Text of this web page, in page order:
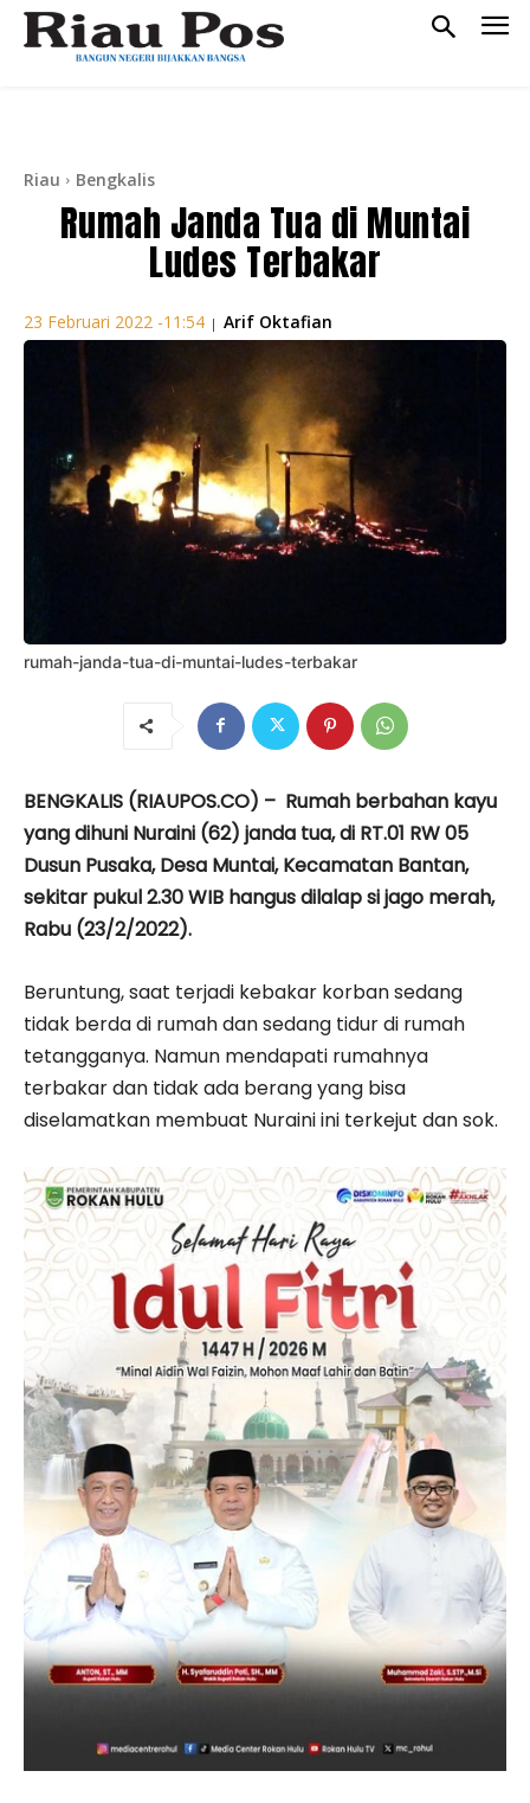
Riau Bengkalis
Rumah Janda Tua di Muntai
Ludes Terbakar
23 Februari 2022 -11:54 | Arif Oktafian
rumah-janda-tua-di-muntai-ludes-terbakar
BENGKALIS (RIAUPOS.CO) – Rumah berbahan kayu
yang dihuni Nuraini (62) janda tua, di RT.01 RW 05
Dusun Pusaka, Desa Muntai, Kecamatan Bantan,
sekitar pukul 2.30 WIB hangus dilalap si jago merah,
Rabu (23/2/2022).
Beruntung, saat terjadi kebakar korban sedang
tidak berda di rumah dan sedang tidur di rumah
tetangganya. Namun mendapati rumahnya
terbakar dan tidak ada berang yang bisa
diselamatkan membuat Nuraini ini terkejut dan sok.